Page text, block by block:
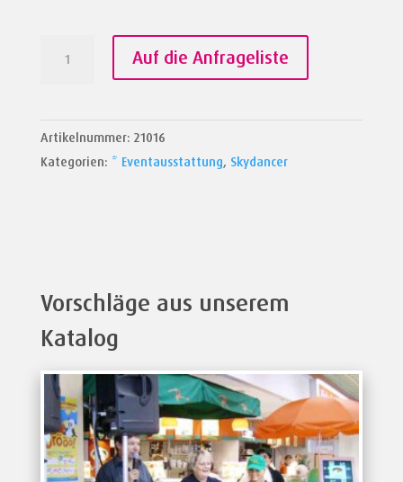
zweibeinig
Yester
Menge
Auf die Anfrageliste
Artikelnummer: 21016
Kategorien: * Eventausstattung, Skydancer
Vorschläge aus unserem
Katalog